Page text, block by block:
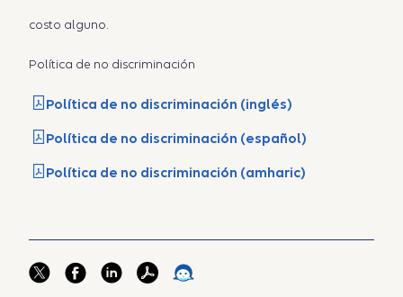
costo alguno.
Política de no discriminación
Política de no discriminación (inglés)
Política de no discriminación (español)
Política de no discriminación (amharic)